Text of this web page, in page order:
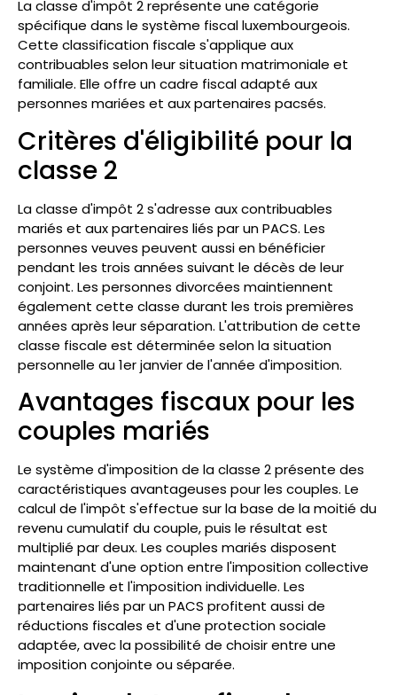
La classe d'impôt 2 représente une catégorie
spécifique dans le système fiscal luxembourgeois.
Cette classification fiscale s'applique aux
contribuables selon leur situation matrimoniale et
familiale. Elle offre un cadre fiscal adapté aux
personnes mariées et aux partenaires pacsés.
Critères d'éligibilité pour la
classe 2
La classe d'impôt 2 s'adresse aux contribuables
mariés et aux partenaires liés par un PACS. Les
personnes veuves peuvent aussi en bénéficier
pendant les trois années suivant le décès de leur
conjoint. Les personnes divorcées maintiennent
également cette classe durant les trois premières
années après leur séparation. L'attribution de cette
classe fiscale est déterminée selon la situation
personnelle au 1er janvier de l'année d'imposition.
Avantages fiscaux pour les
couples mariés
Le système d'imposition de la classe 2 présente des
caractéristiques avantageuses pour les couples. Le
calcul de l'impôt s'effectue sur la base de la moitié du
revenu cumulatif du couple, puis le résultat est
multiplié par deux. Les couples mariés disposent
maintenant d'une option entre l'imposition collective
traditionnelle et l'imposition individuelle. Les
partenaires liés par un PACS profitent aussi de
réductions fiscales et d'une protection sociale
adaptée, avec la possibilité de choisir entre une
imposition conjointe ou séparée.